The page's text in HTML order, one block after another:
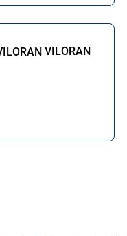
VILORAN